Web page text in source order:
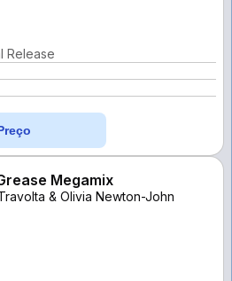
Release
Megamix
& Olivia Newton-John